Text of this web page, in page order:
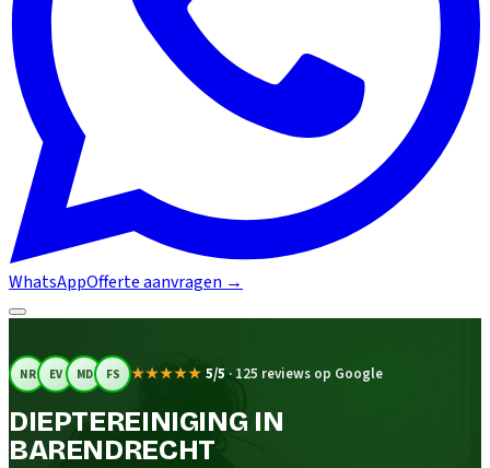
WhatsAppOfferte aanvragen →
NR EV MD FS ★★★★★ 5/5 · 125 reviews op Google
DIEPTEREINIGING IN
BARENDRECHT